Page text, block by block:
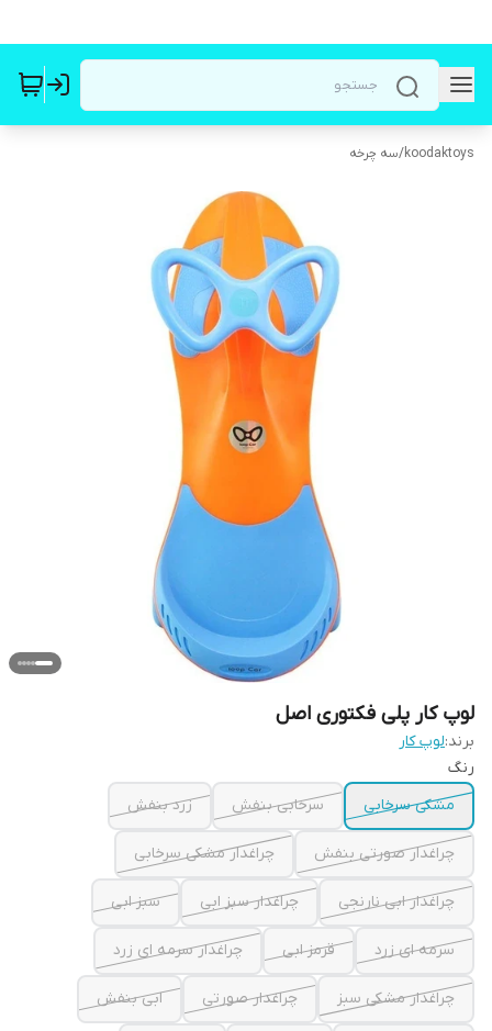
koodaktoys
/سه چرخه
لوپ کار پلی فکتوری اصل
برند:لوپ کار
رنگ
مشکی سرخابی
سرخابی بنفش زرد بنفش
چراغدار صورتی بنفش چراغدار مشکی سرخابی
چراغدار ابی نارنجی چراغدار سبز ابی سبز ابی
سرمه ای زرد قرمز ابی چراغدار سرمه ای زرد
چراغدار مشکی سبز چراغدار صورتی ابی بنفش